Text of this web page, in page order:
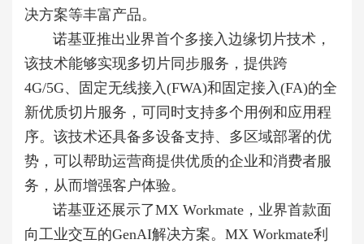
决方案等丰富产品。
诺基亚推出业界首个多接入边缘切片技术，
该技术能够实现多切片同步服务，提供跨
4G/5G、固定无线接入(FWA)和固定接入(FA)的全
新优质切片服务，可同时支持多个用例和应用程
序。该技术还具备多设备支持、多区域部署的优
势，可以帮助运营商提供优质的企业和消费者服
务，从而增强客户体验。
诺基亚还展示了MX Workmate，业界首款面
向工业交互的GenAI解决方案。MX Workmate利